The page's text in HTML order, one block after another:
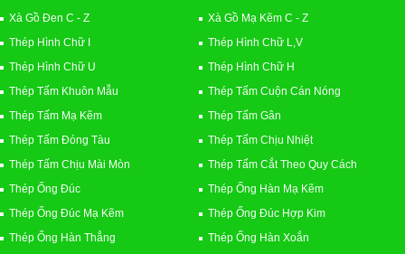
Xà Gồ Đen C - Z
Xà Gồ Mạ Kẽm C - Z
Thép Hình Chữ I
Thép Hình Chữ L,V
Thép Hình Chữ U
Thép Hình Chữ H
Thép Tấm Khuôn Mẫu
Thép Tấm Cuộn Cán Nóng
Thép Tấm Mạ Kẽm
Thép Tấm Gân
Thép Tấm Đóng Tàu
Thép Tấm Chịu Nhiệt
Thép Tấm Chịu Mài Mòn
Thép Tấm Cắt Theo Quy Cách
Thép Ống Đúc
Thép Ống Hàn Mạ Kẽm
Thép Ống Đúc Mạ Kẽm
Thép Ống Đúc Hợp Kim
Thép Ống Hàn Thẳng
Thép Ống Hàn Xoắn